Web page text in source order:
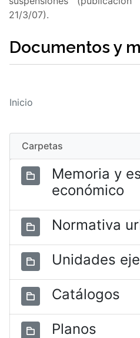
21/3/07).
Documentos y
Inicio
Carpetas
Memoria y
económico
Normativa
Unidades
Catálogos
Planos